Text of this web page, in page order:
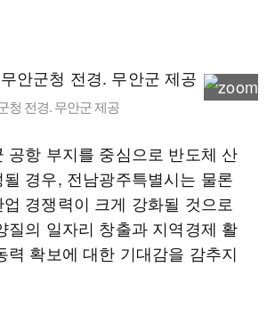
청 전경. 무안군 제공
공항 부지를 중심으로 반도체 산
경우, 전남광주특별시는 물론
경쟁력이 크게 강화될 것으로
질의 일자리 창출과 지역경제 활
력 확보에 대한 기대감을 감추지